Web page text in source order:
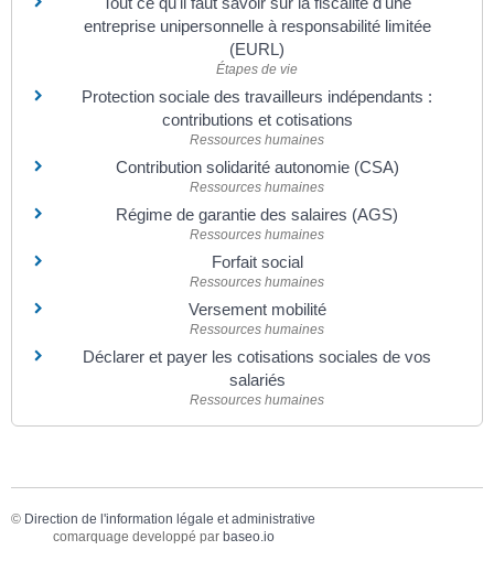
entreprise unipersonnelle à responsabilité limitée
(EURL)
Étapes de vie
Protection sociale des travailleurs indépendants :
contributions et cotisations
Ressources humaines
Contribution solidarité autonomie (CSA)
Ressources humaines
Régime de garantie des salaires (AGS)
Ressources humaines
Forfait social
Ressources humaines
Versement mobilité
Ressources humaines
Déclarer et payer les cotisations sociales de vos
salariés
Ressources humaines
© Direction de l'information légale et administrative
comarquage developpé par baseo.io